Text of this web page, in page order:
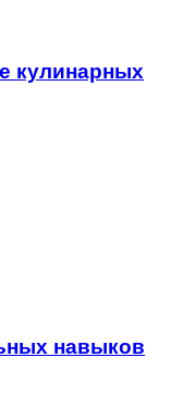
кулинарных
навыков